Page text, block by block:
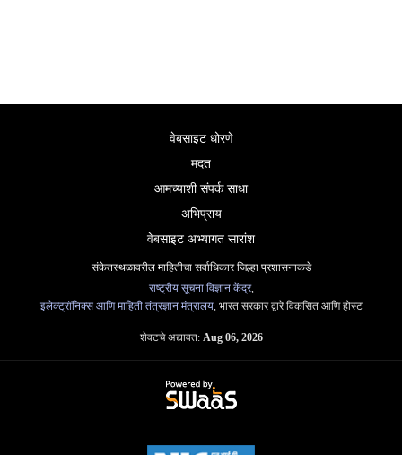
वेबसाइट धोरणे
मदत
आमच्याशी संपर्क साधा
अभिप्राय
वेबसाइट अभ्यागत सारांश
संकेतस्थळावरील माहितीचा सर्वाधिकार जिल्हा प्रशासनाकडे
राष्ट्रीय सूचना विज्ञान केंद्र,
इलेक्ट्रॉनिक्स आणि माहिती तंत्रज्ञान मंत्रालय, भारत सरकार द्वारे विकसित आणि होस्ट
शेवटचे अद्यावत: Aug 06, 2026